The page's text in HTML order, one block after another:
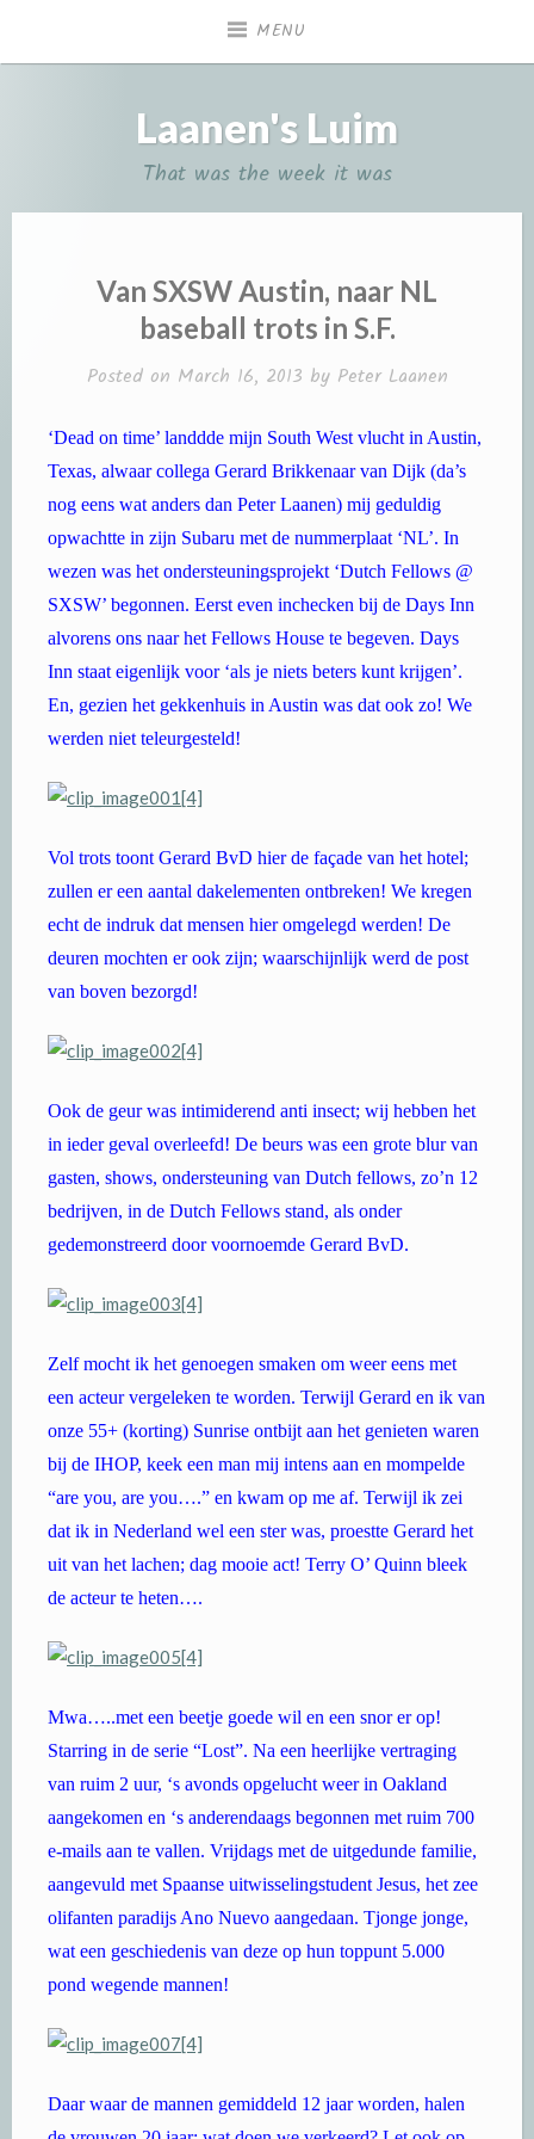
MENU
Laanen's Luim
That was the week it was
Van SXSW Austin, naar NL
baseball trots in S.F.
Posted on March 16, 2013 by Peter Laanen
‘Dead on time’ landdde mijn South West vlucht in Austin,
Texas, alwaar collega Gerard Brikkenaar van Dijk (da’s
nog eens wat anders dan Peter Laanen) mij geduldig
opwachtte in zijn Subaru met de nummerplaat ‘NL’. In
wezen was het ondersteuningsprojekt ‘Dutch Fellows @
SXSW’ begonnen. Eerst even inchecken bij de Days Inn
alvorens ons naar het Fellows House te begeven. Days
Inn staat eigenlijk voor ‘als je niets beters kunt krijgen’.
En, gezien het gekkenhuis in Austin was dat ook zo! We
werden niet teleurgesteld!
Vol trots toont Gerard BvD hier de façade van het hotel;
zullen er een aantal dakelementen ontbreken! We kregen
echt de indruk dat mensen hier omgelegd werden! De
deuren mochten er ook zijn; waarschijnlijk werd de post
van boven bezorgd!
Ook de geur was intimiderend anti insect; wij hebben het
in ieder geval overleefd! De beurs was een grote blur van
gasten, shows, ondersteuning van Dutch fellows, zo’n 12
bedrijven, in de Dutch Fellows stand, als onder
gedemonstreerd door voornoemde Gerard BvD.
Zelf mocht ik het genoegen smaken om weer eens met
een acteur vergeleken te worden. Terwijl Gerard en ik van
onze 55+ (korting) Sunrise ontbijt aan het genieten waren
bij de IHOP, keek een man mij intens aan en mompelde
“are you, are you….” en kwam op me af. Terwijl ik zei
dat ik in Nederland wel een ster was, proestte Gerard het
uit van het lachen; dag mooie act! Terry O’ Quinn bleek
de acteur te heten….
Mwa…..met een beetje goede wil en een snor er op!
Starring in de serie “Lost”. Na een heerlijke vertraging
van ruim 2 uur, ‘s avonds opgelucht weer in Oakland
aangekomen en ‘s anderendaags begonnen met ruim 700
e-mails aan te vallen. Vrijdags met de uitgedunde familie,
aangevuld met Spaanse uitwisselingstudent Jesus, het zee
olifanten paradijs Ano Nuevo aangedaan. Tjonge jonge,
wat een geschiedenis van deze op hun toppunt 5.000
pond wegende mannen!
Daar waar de mannen gemiddeld 12 jaar worden, halen